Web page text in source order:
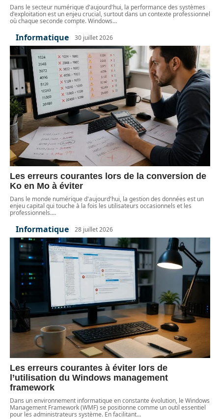
Dans le secteur numérique d'aujourd'hui, la performance des systèmes
d'exploitation est un enjeu crucial, surtout dans un contexte professionnel
où chaque seconde compte. Windows…
Informatique 30 juillet 2026
Les erreurs courantes lors de la conversion de
Ko en Mo à éviter
Dans le monde numérique d'aujourd'hui, la gestion des données est un
enjeu capital qui touche à la fois les utilisateurs occasionnels et les
professionnels.…
Informatique 28 juillet 2026
Les erreurs courantes à éviter lors de
l’utilisation du Windows management
framework
Dans un environnement informatique en constante évolution, le Windows
Management Framework (WMF) se positionne comme un outil essentiel
pour les administrateurs système. En facilitant…